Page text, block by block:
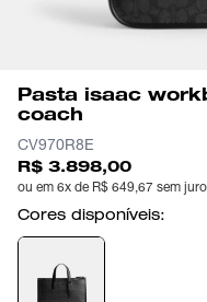
Pasta isaac
coach
CV970R8E
R$ 3.898,00
ou em 6x de R$ 649,67 sem
Cores disponíveis: